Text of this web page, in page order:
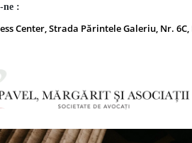
ne :
Center, Strada Părintele Galeriu, Nr.